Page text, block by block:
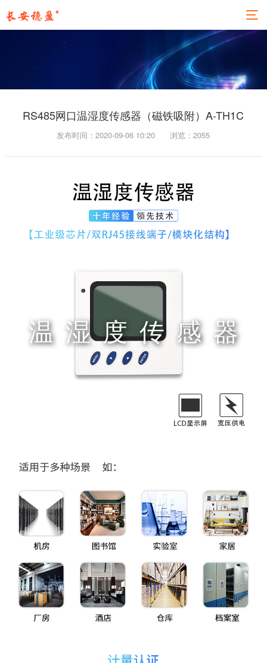
温湿度传感器
RS485网口温湿度传感器（磁铁吸附）A-TH1C
发布时间：2020-09-06 10:20 浏览：2055